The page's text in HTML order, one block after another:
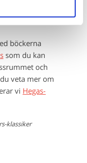
böckerna
som du kan
och
veta mer om
vi Hegas-
klassiker